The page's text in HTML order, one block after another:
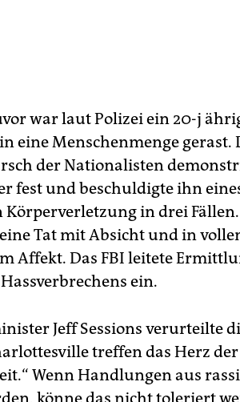
war laut Polizei ein 20-j
eine Menschenmenge
der Nationalisten
fest und beschuldigte ihn
in drei Fällen.
Tat mit Absicht und in
Affekt. Das FBI leitete
ein.
Jeff Sessions verurteilte
treffen das Herz
Wenn Handlungen aus
könne das nicht toleriert